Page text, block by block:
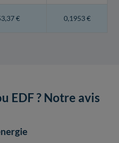
€ 0,1953 €
EDF ? Notre avis